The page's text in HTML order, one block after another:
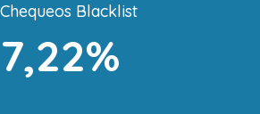
Blacklist
7,22%